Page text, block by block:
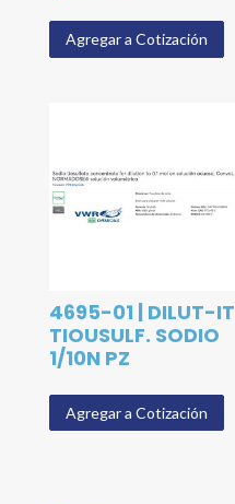
Agregar a Cotización
4695-01 | DILUT-IT
TIOUSULF. SODIO
1/10N PZ
Agregar a Cotización